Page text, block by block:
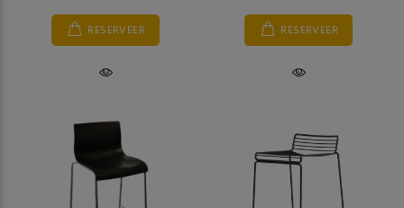
RESERVEER RESERVEER